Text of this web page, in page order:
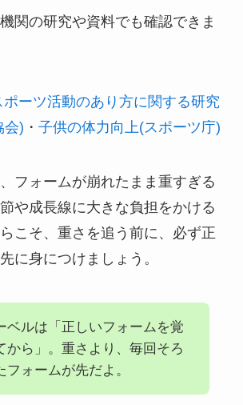
関の研究や資料でも確認できま
ーツ活動のあり方に関する研究
会) ・ 子供の体力向上(スポーツ庁)
フォームが崩れたまま重すぎる
や成長線に大きな負担をかける
こそ、重さを追う前に、必ず正
に身につけましょう。
ベルは「正しいフォームを覚
から」。重さより、毎回そろ
フォームが先だよ。